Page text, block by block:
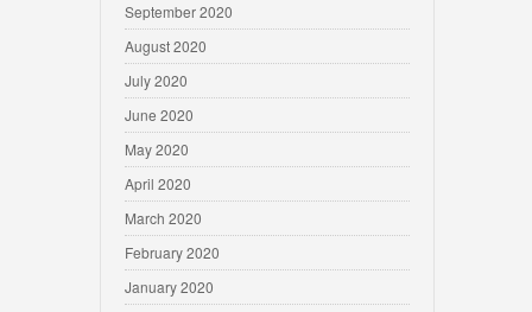
September 2020
August 2020
July 2020
June 2020
May 2020
April 2020
March 2020
February 2020
January 2020